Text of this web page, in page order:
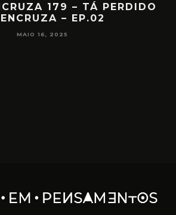
179 – TÁ PERDIDO
– EP.02
MAIO 16, 2025